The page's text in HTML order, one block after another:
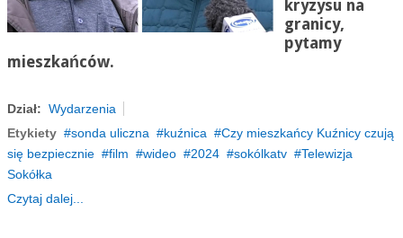
kryzysu na
granicy,
pytamy
mieszkańców.
Dział: Wydarzenia
Etykiety
sonda uliczna kuźnica
Czy mieszkańcy Kuźnicy czują
się bezpiecznie
film wideo 2024 sokólkatv
Telewizja
Sokółka
Czytaj dalej...